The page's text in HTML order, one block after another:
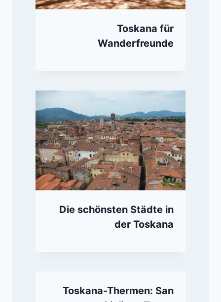
Toskana für
Wanderfreunde
Die schönsten Städte in
der Toskana
Toskana-Thermen: San